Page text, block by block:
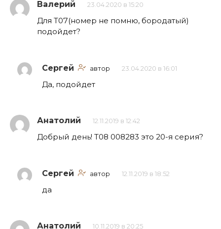
Валерий 23.04.2020 в 15:20
Для Т07(номер не помню, бородатый)
подойдет?
Сергей автор 23.04.2020 в 16:01
Да, подойдет
Анатолий 12.11.2019 в 12:42
Добрый день! Т08 008283 это 20-я серия?
Сергей автор 12.11.2019 в 18:52
да
Анатолий 10.11.2019 в 20:25